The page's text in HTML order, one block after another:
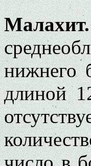
Малахит.
нижнего
длиной